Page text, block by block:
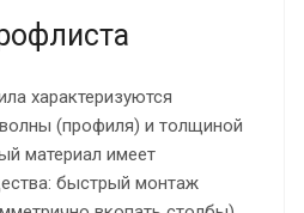
характеризуются
(профиля) и толщиной
материал имеет
быстрый монтаж